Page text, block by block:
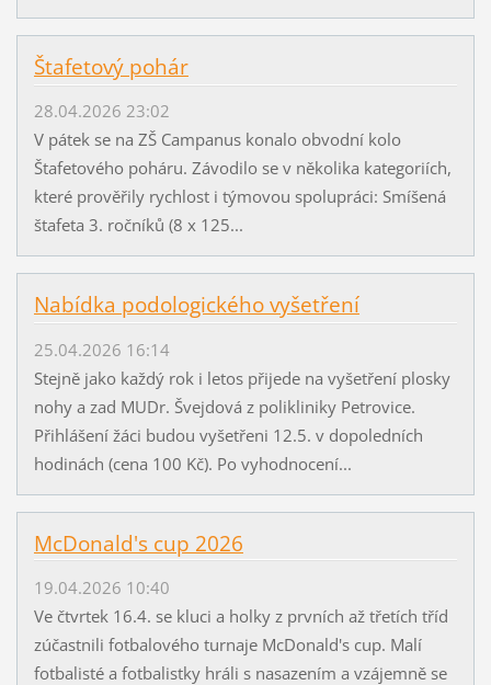
Štafetový pohár
28.04.2026 23:02
V pátek se na ZŠ Campanus konalo obvodní kolo
Štafetového poháru. Závodilo se v několika kategoriích,
které prověřily rychlost i týmovou spolupráci: Smíšená
štafeta 3. ročníků (8 x 125...
Nabídka podologického vyšetření
25.04.2026 16:14
Stejně jako každý rok i letos přijede na vyšetření plosky
nohy a zad MUDr. Švejdová z polikliniky Petrovice.
Přihlášení žáci budou vyšetřeni 12.5. v dopoledních
hodinách (cena 100 Kč). Po vyhodnocení...
McDonald's cup 2026
19.04.2026 10:40
Ve čtvrtek 16.4. se kluci a holky z prvních až třetích tříd
zúčastnili fotbalového turnaje McDonald's cup. Malí
fotbalisté a fotbalistky hráli s nasazením a vzájemně se